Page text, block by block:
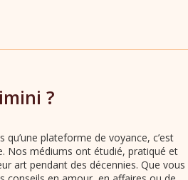
?
qu’une plateforme de voyance, c’est
Nos médiums ont étudié, pratiqué et
art pendant des décennies. Que vous